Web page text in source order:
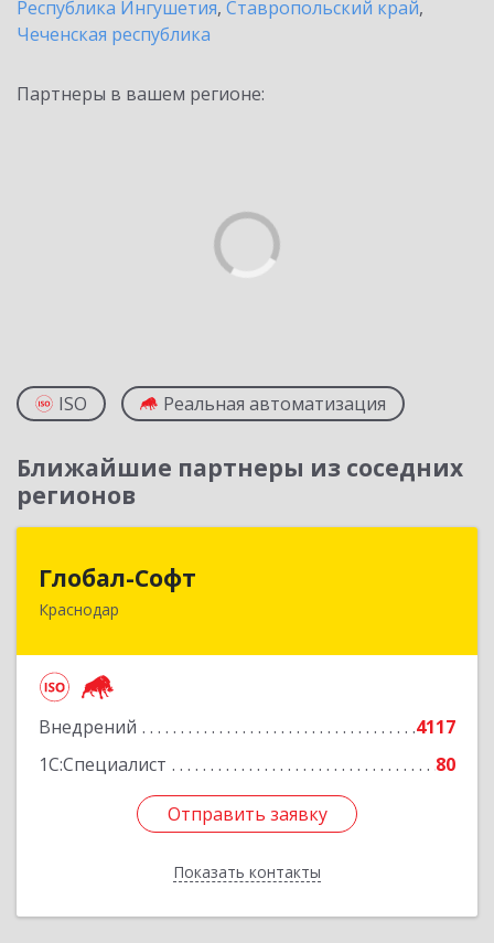
Республика Ингушетия, Ставропольский край,
Чеченская республика
Партнеры в вашем регионе:
ISO Реальная автоматизация
Ближайшие партнеры из соседних
регионов
Глобал-Софт
Краснодар
Внедрений
4117
1С:Специалист
80
Отправить заявку
Показать контакты
350018, Краснодарский край, Краснодар г,
Отправить заявку
Назад